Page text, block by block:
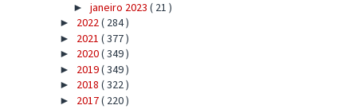
► janeiro 2023 ( 21 )
► 2022( 284 )
► 2021 ( 377 )
► 2020( 349 )
► 2019( 349 )
► 2018 ( 322 )
► 2017( 220 )